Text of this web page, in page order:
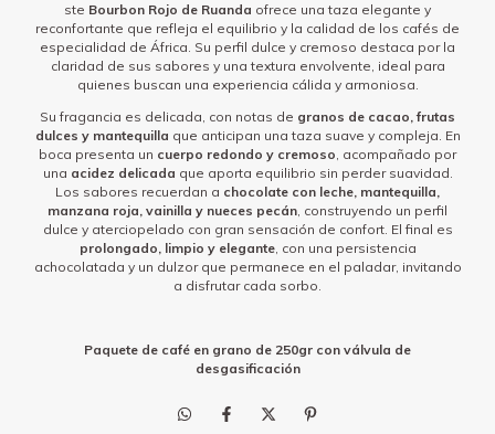
ste Bourbon Rojo de Ruanda ofrece una taza elegante y
reconfortante que refleja el equilibrio y la calidad de los cafés de
especialidad de África. Su perfil dulce y cremoso destaca por la
claridad de sus sabores y una textura envolvente, ideal para
quienes buscan una experiencia cálida y armoniosa.
Su fragancia es delicada, con notas de granos de cacao, frutas
dulces y mantequilla que anticipan una taza suave y compleja. En
boca presenta un cuerpo redondo y cremoso, acompañado por
una acidez delicada que aporta equilibrio sin perder suavidad.
Los sabores recuerdan a chocolate con leche, mantequilla,
manzana roja, vainilla y nueces pecán, construyendo un perfil
dulce y aterciopelado con gran sensación de confort. El final es
prolongado, limpio y elegante, con una persistencia
achocolatada y un dulzor que permanece en el paladar, invitando
a disfrutar cada sorbo.
Paquete de café en grano de 250gr con válvula de
desgasificación